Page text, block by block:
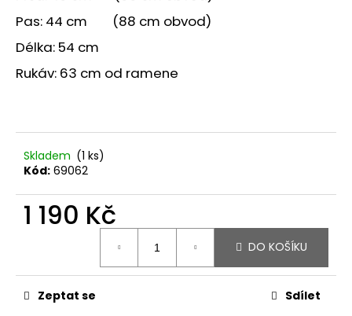
Pas: 44 cm (88 cm obvod)
Délka: 54 cm
Rukáv: 63 cm od ramene
Skladem (1 ks)
Kód: 69062
1 190 Kč
DO KOŠÍKU
Zeptat se Sdílet